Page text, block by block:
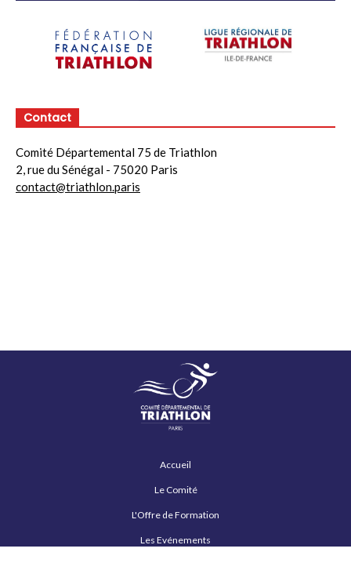
Contact
Comité Départemental 75 de Triathlon
2, rue du Sénégal - 75020 Paris
contact@triathlon.paris
Accueil
Le Comité
L'Offre de Formation
Les Evénements